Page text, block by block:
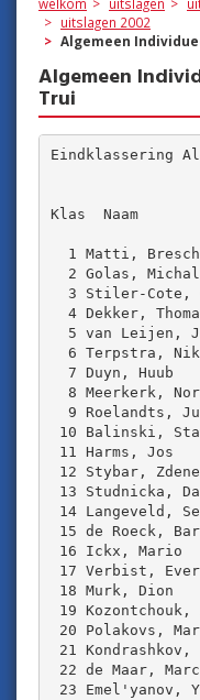
uitslagen 2002
Algemeen
Algemeen
Trui
Eindklassering
Klas  Naam
1 Matti,
2 Golas,
3 Stiler-Cote,
4 Dekker,
5 van Leijen,
6 Terpstra,
7 Duyn, Huub
8 Meerkerk,
9 Roelandts,
10 Balinski,
11 Harms,
12 Stybar,
13 Studnicka,
14 Langeveld,
15 de Roeck,
16 Ickx, Mario
17 Verbist,
18 Murk, Dion
19
20 Polakovs,
21
22 de Maar,
23